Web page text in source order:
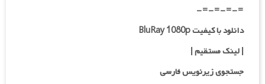
=-=-=-=-
دانلود با کیفیت BluRay 1080p
| لینک مستقیم|
جستجوی زیرنویس فارسی